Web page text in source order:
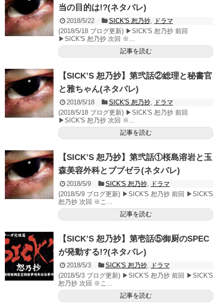
当の目的は!?(ネタバレ)
2018/5/22 SICK'S 恕乃抄, ドラマ
(2018/5/18 ブログ更新) ▶SICK'S 恕乃抄 前回
▶SICK'S 恕乃抄 次回 ※...
記事を読む
【SICK’S 恕乃抄】第弐話②総理と秘書官
と雅ちゃん(ネタバレ)
2018/5/18 SICK'S 恕乃抄, ドラマ
(2018/5/18 ブログ更新) ▶SICK'S 恕乃抄 前回
▶SICK'S 恕乃抄 次回 ※...
記事を読む
【SICK’S 恕乃抄】第弐話①桜島溶岩と玉
森美容外科とブブゼラ(ネタバレ)
2018/5/9 SICK'S 恕乃抄, ドラマ
(2018/5/9 ブログ更新) ▶SICK'S 恕乃抄 前回 ▶SICK'S
恕乃抄 次回 ※こ...
記事を読む
【SICK’S 恕乃抄】第壱話⑤御厨のSPEC
が発動する!?(ネタバレ)
2018/5/3 SICK'S 恕乃抄, ドラマ
(2018/5/3 ブログ更新) ▶SICK'S 恕乃抄 前回 ▶SICK'S
恕乃抄 次回 ※こ...
記事を読む